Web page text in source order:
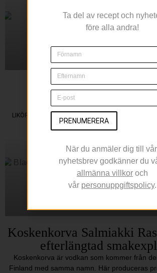
Sippa på en
LIKÖR
Koskenkorva Salmiakki
efterlängtad
Koskenkorva är vodkan som kommer från
Finland med samma namn. Här produceras
Ta del av recept och
före alla andra!
PRENUMERERA
När du anmäler dig till
nyhetsbrev godkänner du
allmänna villkor och
vår personuppgiftspolicy.